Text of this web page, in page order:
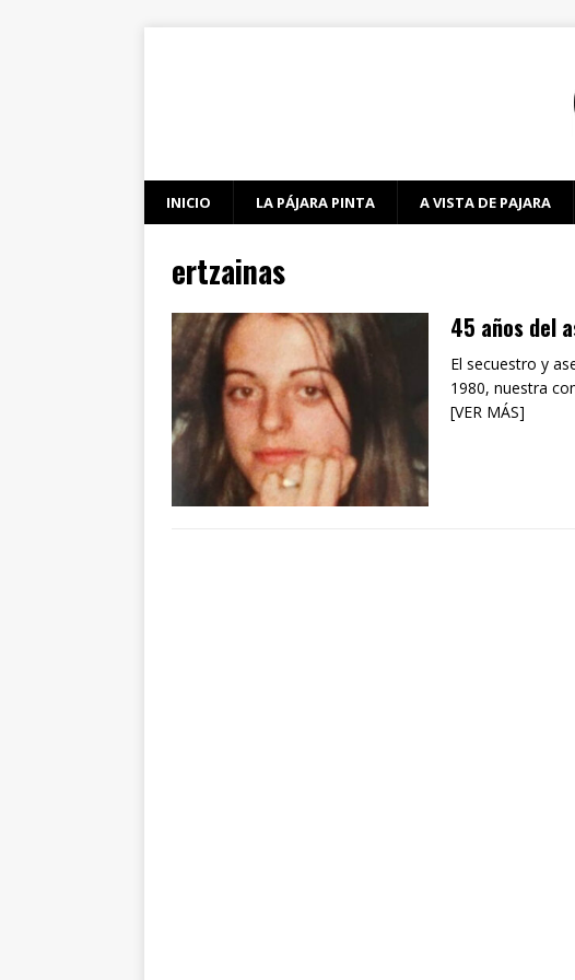
INICIO LA PÁJARA PINTA A VISTA DE PAJARA
ertzainas
45 años del
El secuestro y
1980, nuestra
[VER MÁS]